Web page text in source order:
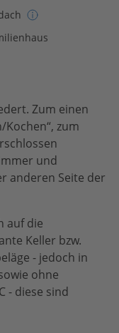
Zum einen
zum
und
anderen Seite der
auf die
Keller bzw.
- jedoch in
ohne
- diese sind